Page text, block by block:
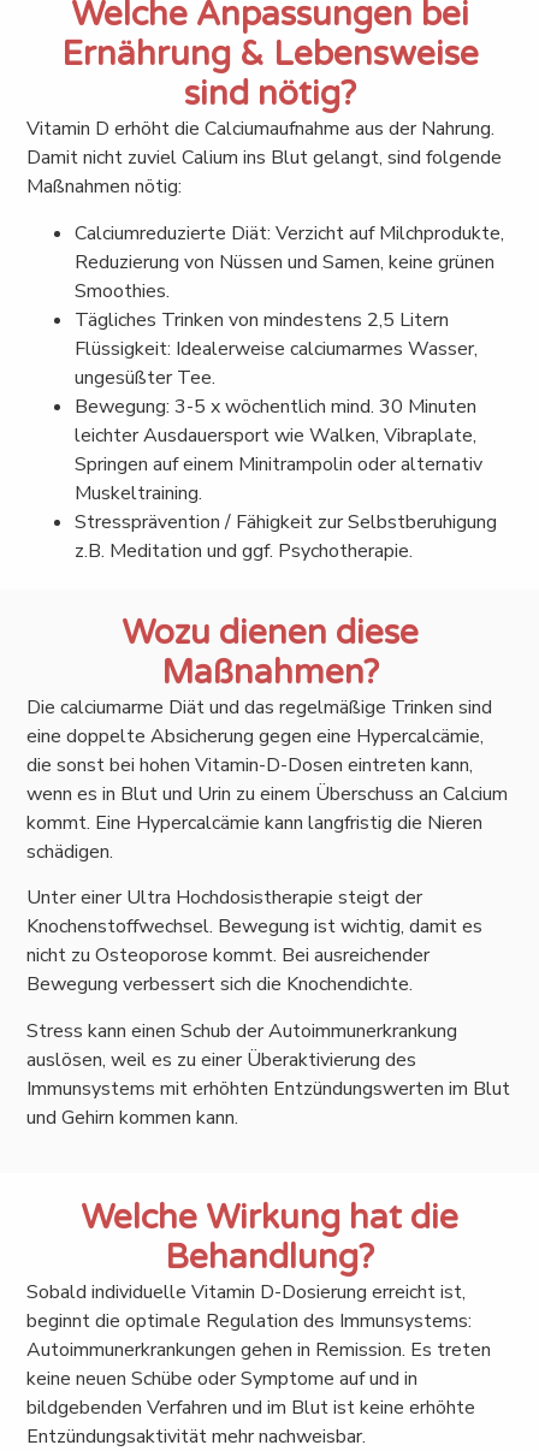
Welche Anpassungen bei
Ernährung & Lebensweise
sind nötig?
Vitamin D erhöht die Calciumaufnahme aus der Nahrung.
Damit nicht zuviel Calium ins Blut gelangt, sind folgende
Maßnahmen nötig:
Calciumreduzierte Diät: Verzicht auf Milchprodukte,
Reduzierung von Nüssen und Samen, keine grünen
Smoothies.
Tägliches Trinken von mindestens 2,5 Litern
Flüssigkeit: Idealerweise calciumarmes Wasser,
ungesüßter Tee.
Bewegung: 3-5 x wöchentlich mind. 30 Minuten
leichter Ausdauersport wie Walken, Vibraplate,
Springen auf einem Minitrampolin oder alternativ
Muskeltraining.
Stressprävention / Fähigkeit zur Selbstberuhigung
z.B. Meditation und ggf. Psychotherapie.
Wozu dienen diese
Maßnahmen?
Die calciumarme Diät und das regelmäßige Trinken sind
eine doppelte Absicherung gegen eine Hypercalcämie,
die sonst bei hohen Vitamin-D-Dosen eintreten kann,
wenn es in Blut und Urin zu einem Überschuss an Calcium
kommt. Eine Hypercalcämie kann langfristig die Nieren
schädigen.
Unter einer Ultra Hochdosistherapie steigt der
Knochenstoffwechsel. Bewegung ist wichtig, damit es
nicht zu Osteoporose kommt. Bei ausreichender
Bewegung verbessert sich die Knochendichte.
Stress kann einen Schub der Autoimmunerkrankung
auslösen, weil es zu einer Überaktivierung des
Immunsystems mit erhöhten Entzündungswerten im Blut
und Gehirn kommen kann.
Welche Wirkung hat die
Behandlung?
Sobald individuelle Vitamin D-Dosierung erreicht ist,
beginnt die optimale Regulation des Immunsystems:
Autoimmunerkrankungen gehen in Remission. Es treten
keine neuen Schübe oder Symptome auf und in
bildgebenden Verfahren und im Blut ist keine erhöhte
Entzündungsaktivität mehr nachweisbar.